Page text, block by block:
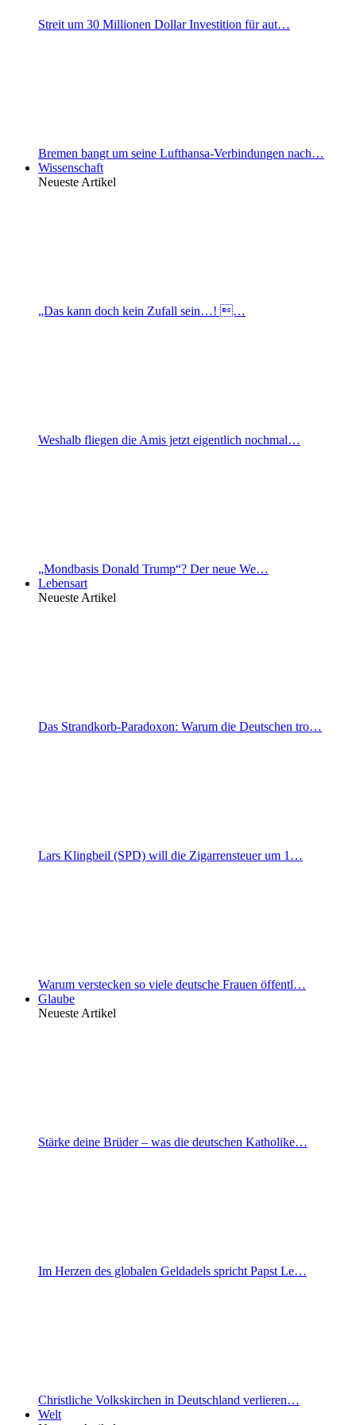
Streit um 30 Millionen Dollar Investition für aut…
Bremen bangt um seine Lufthansa-Verbindungen nach…
Wissenschaft
Neueste Artikel
„Das kann doch kein Zufall sein…! …
Weshalb fliegen die Amis jetzt eigentlich nochmal…
„Mondbasis Donald Trump“? Der neue We…
Lebensart
Neueste Artikel
Das Strandkorb-Paradoxon: Warum die Deutschen tro…
Lars Klingbeil (SPD) will die Zigarrensteuer um 1…
Warum verstecken so viele deutsche Frauen öffentl…
Glaube
Neueste Artikel
Stärke deine Brüder – was die deutschen Katholike…
Im Herzen des globalen Geldadels spricht Papst Le…
Christliche Volkskirchen in Deutschland verlieren…
Welt